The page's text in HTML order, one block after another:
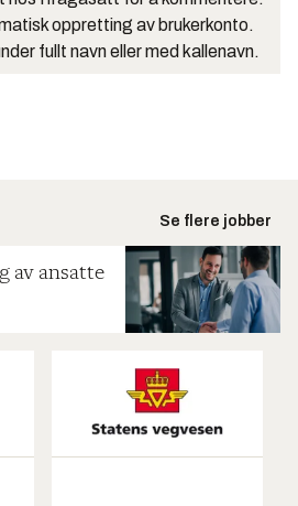
oppretting av brukerkonto.
fullt navn eller med kallenavn.
Se flere jobber
av ansatte